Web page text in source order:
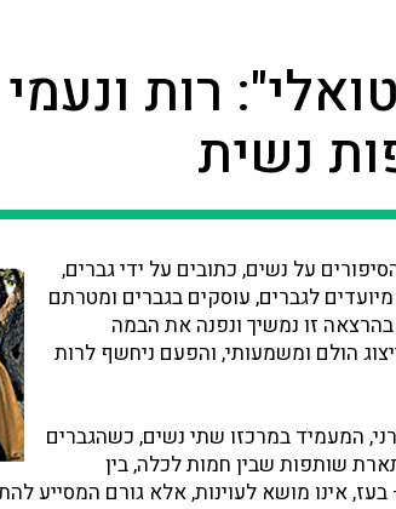
רות
נשית
על נשים, כתובים על ידי גברים,
לגברים, עוסקים בגברים ומטרתם
זו נמשיך ונפנה את הבמה
הולם ומשמעותי, והפעם ניחשף לרות
המעמיד במרכזו שתי נשים, כשהגברים
שותפות שבין חמות לכלה, בין
בעז, אינו מושא לעוינות, אלא גורם המסייע